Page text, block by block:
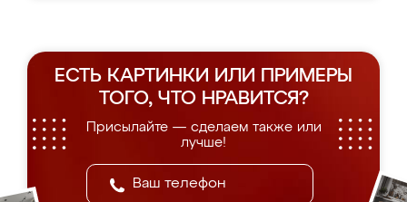
ЕСТЬ КАРТИНКИ ИЛИ ПРИМЕРЫ
ТОГО, ЧТО НРАВИТСЯ?
Присылайте — сделаем также или
лучше!